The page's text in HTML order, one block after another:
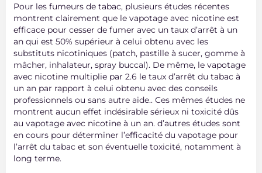
Pour les fumeurs de tabac, plusieurs études récentes
montrent clairement que le vapotage avec nicotine est
efficace pour cesser de fumer avec un taux d’arrêt à un
an qui est 50% supérieur à celui obtenu avec les
substituts nicotiniques (patch, pastille à sucer, gomme à
mâcher, inhalateur, spray buccal). De même, le vapotage
avec nicotine multiplie par 2.6 le taux d’arrêt du tabac à
un an par rapport à celui obtenu avec des conseils
professionnels ou sans autre aide.. Ces mêmes études ne
montrent aucun effet indésirable sérieux ni toxicité dûs
au vapotage avec nicotine à un an. d’autres études sont
en cours pour déterminer l’efficacité du vapotage pour
l’arrêt du tabac et son éventuelle toxicité, notamment à
long terme.